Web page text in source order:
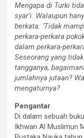
Mengapa di Turki
syar’i. Walaupun
berkata: ‘Tidak
perkara-perkara
dalam perkara-
Seseorang yang
tangganya,
jumlahnya jutaan?
mengaturnya?
Pengantar
Di dalam sebuah
Ikhwan Al Muslimun